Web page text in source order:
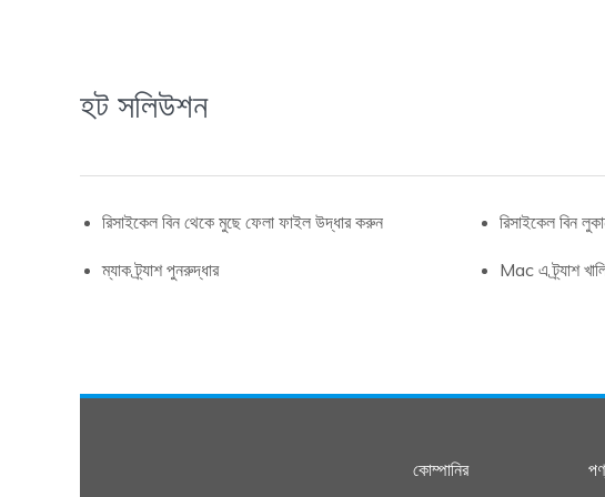
হট সলিউশন
রিসাইকেল বিন থেকে মুছে ফেলা ফাইল উদ্ধার করুন রিসাইকেল বিন
ম্যাক ট্র্যাশ পুনরুদ্ধার Mac এ ট্র্যাশ
কোম্পানির